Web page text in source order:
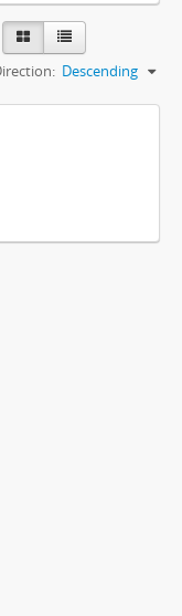
Descending